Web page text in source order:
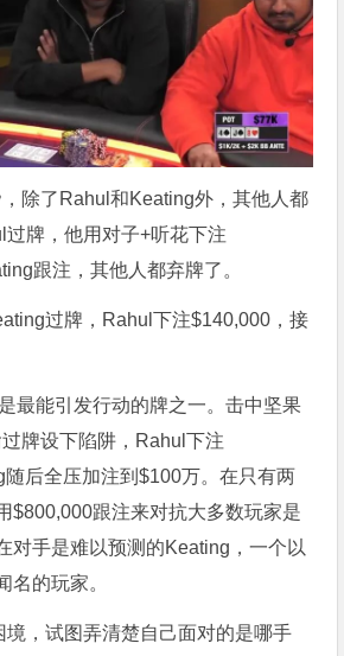
，除了Rahul和Keating外，其他人都
牌，他用对子+听花下注
跟注，其他人都弃牌了。
过牌，Rahul下注$140,000，接
最能引发行动的牌之一。击中坚果
牌设下陷阱，Rahul下注
后全压加注到$100万。在只有两
$800,000跟注来对抗大多数玩家是
对手是难以预测的Keating，一个以
名的玩家。
境，试图弄清楚自己面对的是哪手